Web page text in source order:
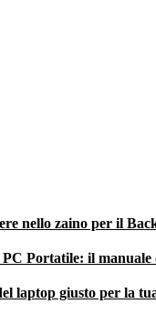
nello zaino per il
Portatile: il
laptop giusto per la